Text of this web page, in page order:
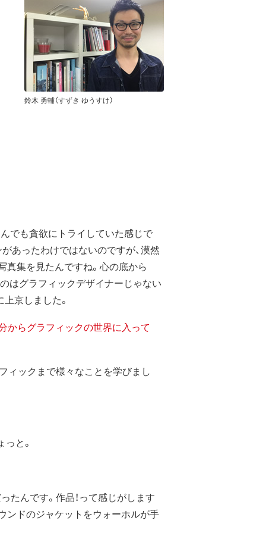
鈴木 勇輔（すずき ゆうすけ）
でも貪欲にトライしていた感じで
あったわけではないのですが、漠然
真集を見たんですね。心の底から
はグラフィックデザイナーじゃない
京しました。
からグラフィックの世界に入って
ィックまで様々なことを学びまし
と。
たんです。作品！って感じがします
ンドのジャケットをウォーホルが手